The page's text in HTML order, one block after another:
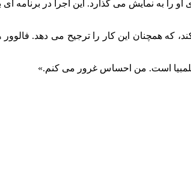
که همچنان این کار را ترجیح می دهد.
کلمبیا است. من احساس غرور می کنم.»